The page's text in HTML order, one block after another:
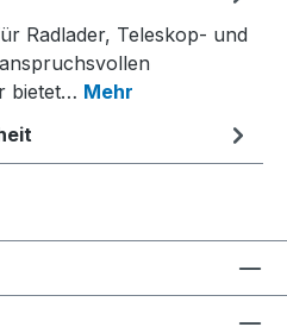
Radlader, Teleskop- und
bietet… Mehr